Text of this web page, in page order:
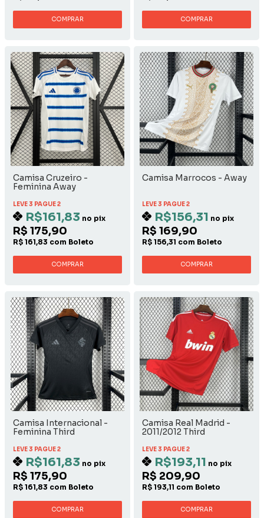
COMPRAR COMPRAR
Camisa Cruzeiro -
Feminina Away
LEVE 3 PAGUE 2
R$161,83 no pix
R$ 175,90
R$ 161,83 com Boleto
COMPRAR
Camisa Marrocos - Away
LEVE 3 PAGUE 2
R$156,31 no pix
R$ 169,90
R$ 156,31 com Boleto
COMPRAR
Camisa Internacional -
Feminina Third
LEVE 3 PAGUE 2
R$161,83 no pix
R$ 175,90
R$ 161,83 com Boleto
COMPRAR
Camisa Real Madrid -
2011/2012 Third
LEVE 3 PAGUE 2
R$193,11 no pix
R$ 209,90
R$ 193,11 com Boleto
COMPRAR